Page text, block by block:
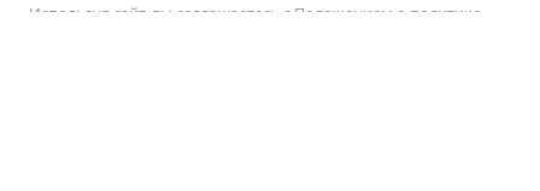
Используя сайт, вы соглашаетесь с Положением о политике